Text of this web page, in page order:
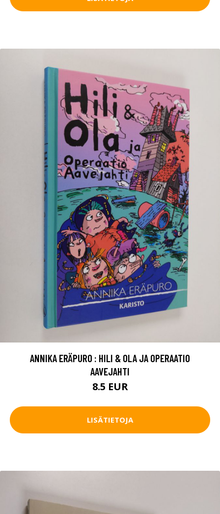
ANNIKA ERÄPURO : HILI & OLA JA OPERAATIO
AAVEJAHTI
8.5 EUR
LISÄTIETOJA